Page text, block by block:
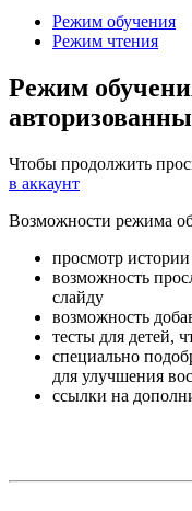
Режим обучения
Режим чтения
Режим
Чтобы продолжить
в аккаунт
Возможности режима
просмотр
возможность
слайду
возможность
тесты для детей,
специально
для улучшения
ссылки на